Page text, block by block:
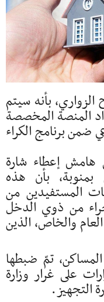
الزواري، بأنه سيتم
من اعداد المنصة المخصصة
ضمن برنامج الكراء
هامش إعطاء شارة
بمنوبة، بأن هذه
المستفيدين من
من ذوي الدخل
والخاص، الذين
تمّ ضبطها
على غرار وزارة
التجهيز.